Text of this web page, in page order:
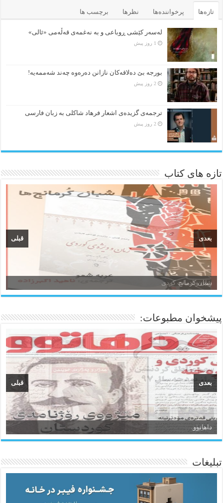
تازه‌ها پرخواننده‌ها نظرها برچسب ها
لەسەر کێشی ڕوباعی و به نەغمەی قەڵەمی «ئالی»
1 روز پیش
بورجە بێ دەلاقەکان نازانن دەرەوە چەند شەممەیە!
2 روز پیش
ترجمه‌ی گزیده‌‌ی اشعار فرهاد شاکلی به زبان فارسی
2 روز پیش
تازه های کتاب
زبان و ادبیات کردی
قبلی بعدی
پیشخوان مطبوعات:
سیروان
ئاژانسی هەواڵی مێهر
قبلی بعدی
تبلیغات